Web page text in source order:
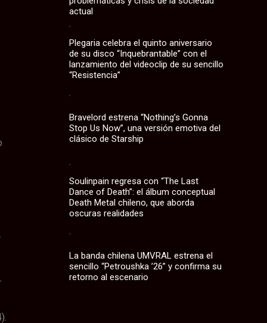
actual
Plegaria celebra el quinto aniversario
de su disco “Inquebrantable” con el
lanzamiento del videoclip de su sencillo
“Resistencia”
Bravelord estrena “Nothing’s Gonna
Stop Us Now”, una versión emotiva del
clásico de Starship
Soulinpain regresa con “The Last
Dance of Death”: el álbum conceptual
Death Metal chileno, que aborda
oscuras realidades
La banda chilena UMVRAL estrena el
sencillo “Petroushka ’26” y confirma su
retorno al escenario